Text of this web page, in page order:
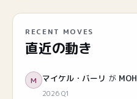
RECENT MOVES
直近の動き
M マイケル・バーリ が MOH
2026 Q1